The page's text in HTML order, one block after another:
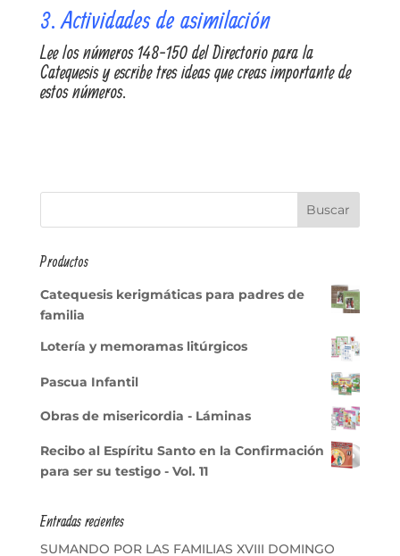
3. Actividades de asimilación
Lee los números 148-150 del Directorio para la
Catequesis y escribe tres ideas que creas importante de
estos números.
Productos
Catequesis kerigmáticas para padres de
familia
Lotería y memoramas litúrgicos
Pascua Infantil
Obras de misericordia - Láminas
Recibo al Espíritu Santo en la Confirmación
para ser su testigo - Vol. 11
Entradas recientes
SUMANDO POR LAS FAMILIAS XVIII DOMINGO